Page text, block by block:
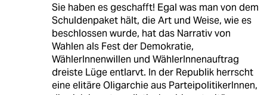
Sie haben es geschafft! Egal was man von dem
Schuldenpaket hält, die Art und Weise, wie es
beschlossen wurde, hat das Narrativ von
Wahlen als Fest der Demokratie,
WählerInnenwillen und WählerInnenauftrag
dreiste Lüge entlarvt. In der Republik herrscht
eine elitäre Oligarchie aus ParteipolitikerInnen,